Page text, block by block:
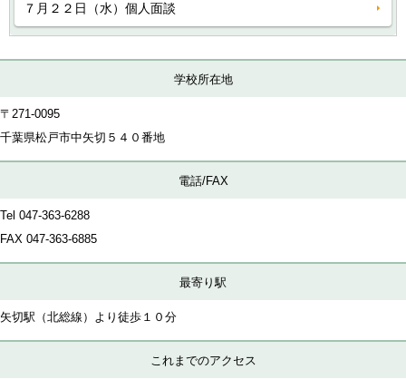
７月２２日（水）個人面談
学校所在地
〒271-0095
千葉県松戸市中矢切５４０番地
電話/FAX
Tel 047-363-6288
FAX 047-363-6885
最寄り駅
矢切駅（北総線）より徒歩１０分
これまでのアクセス